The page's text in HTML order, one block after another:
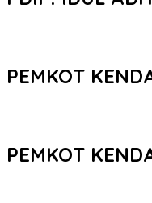
PEMKOT
PEMKOT